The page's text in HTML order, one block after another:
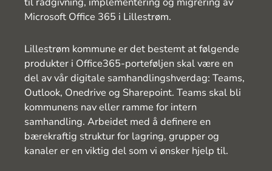
Microsoft Office 365 i Lillestrøm.
Lillestrøm kommune er det bestemt at følgende
produkter i Office365-porteføljen skal være en
del av vår digitale samhandlingshverdag: Teams,
Outlook, Onedrive og Sharepoint. Teams skal bli
kommunens nav eller ramme for intern
samhandling. Arbeidet med å definere en
bærekraftig struktur for lagring, grupper og
kanaler er en viktig del som vi ønsker hjelp til.